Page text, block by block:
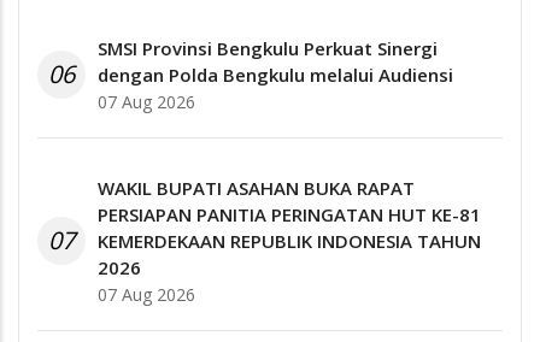
06
SMSI Provinsi Bengkulu Perkuat Sinergi
dengan Polda Bengkulu melalui Audiensi
07 Aug 2026
07
WAKIL BUPATI ASAHAN BUKA RAPAT
PERSIAPAN PANITIA PERINGATAN HUT KE-81
KEMERDEKAAN REPUBLIK INDONESIA TAHUN
2026
07 Aug 2026